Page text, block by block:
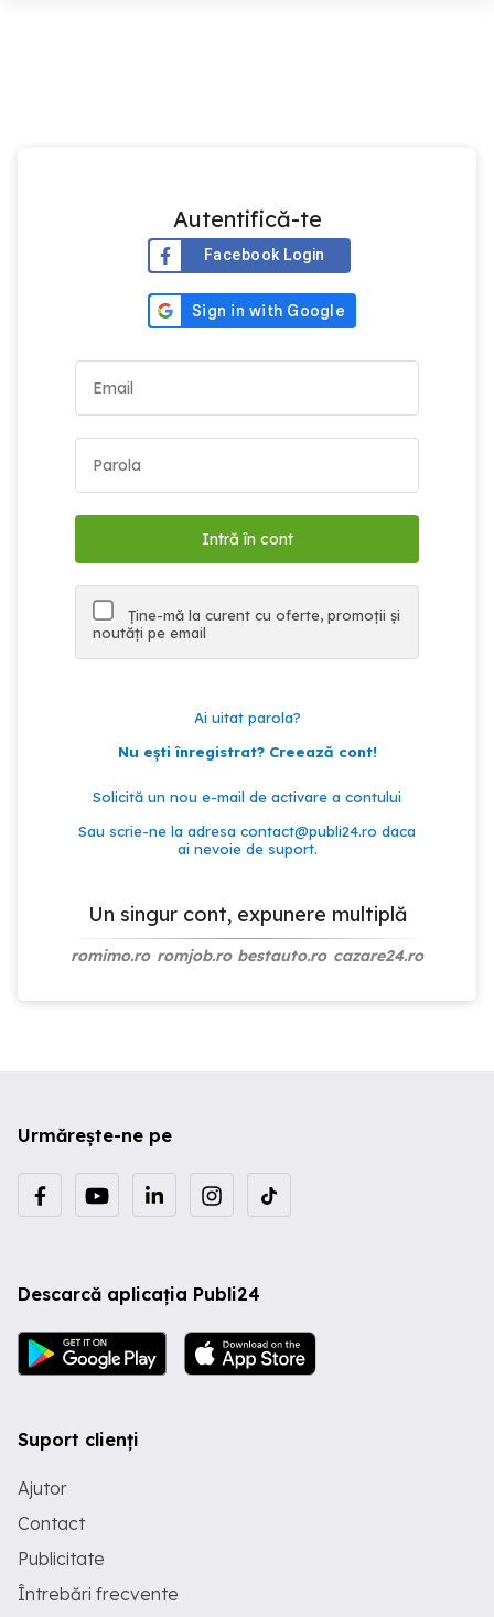
Autentifică-te
Facebook Login
Ține-mă la curent cu oferte, promoții și
noutăți pe email
Ai uitat parola?
Nu ești înregistrat? Creează cont!
Solicită un nou e-mail de activare a contului
Sau scrie-ne la adresa contact@publi24.ro daca
ai nevoie de suport.
Un singur cont, expunere multiplă
romimo.ro romjob.ro bestauto.ro cazare24.ro
Urmărește-ne pe
Descarcă aplicația Publi24
Suport clienți
Ajutor
Contact
Publicitate
Întrebări frecvente